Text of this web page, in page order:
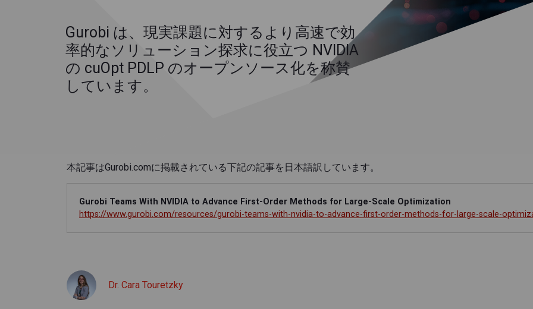
Gurobi は、現実課題に対するより高速で効
率的なソリューション探求に役立つ NVIDIA
の cuOpt PDLP のオープンソース化を称賛
しています。
本記事はGurobi.comに掲載されている下記の記事を日本語訳しています。
Gurobi Teams With NVIDIA to Advance First-Order Methods for Large-Scale Optimization
https://www.gurobi.com/resources/gurobi-teams-with-nvidia-to-advance-first-order-methods-for-large-scale-
Dr. Cara Touretzky